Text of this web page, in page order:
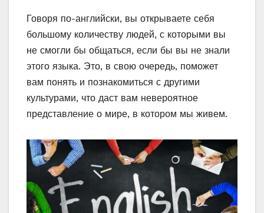
Говоря по-английски, вы открываете себя
большому количеству людей, с которыми вы
не смогли бы общаться, если бы вы не знали
этого языка. Это, в свою очередь, поможет
вам понять и познакомиться с другими
культурами, что даст вам невероятное
представление о мире, в котором мы живем.